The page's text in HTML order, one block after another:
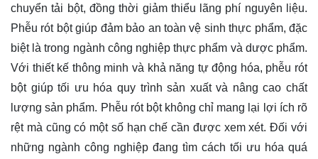
chuyển tải bột, đồng thời giảm thiểu lãng phí nguyên liệu.
Phễu rót bột giúp đảm bảo an toàn vệ sinh thực phẩm, đặc
biệt là trong ngành công nghiệp thực phẩm và dược phẩm.
Với thiết kế thông minh và khả năng tự động hóa, phễu rót
bột giúp tối ưu hóa quy trình sản xuất và nâng cao chất
lượng sản phẩm. Phễu rót bột không chỉ mang lại lợi ích rõ
rệt mà cũng có một số hạn chế cần được xem xét. Đối với
những ngành công nghiệp đang tìm cách tối ưu hóa quá